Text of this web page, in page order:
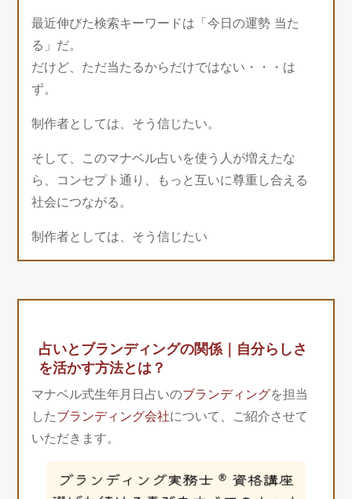
最近伸びた検索キーワードは「今日の運勢 当た
る」だ。
だけど、ただ当たるからだけではない・・・は
ず。
制作者としては、そう信じたい。
そして、このマナベル占いを使う人が増えたな
ら、コンセプト通り、もっと互いに尊重し合える
社会につながる。
制作者としては、そう信じたい
占いとブランディングの関係｜自分らしさ
を活かす方法とは？
マナベル式生年月日占いのブランディングを担当
したブランディング会社について、ご紹介させて
いただきます。